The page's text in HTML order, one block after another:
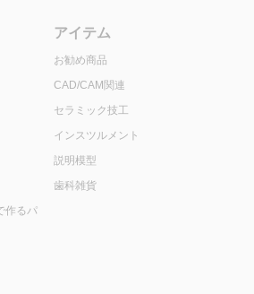
作るパ
アイテム
お勧め商品
CAD/CAM関連
セラミック技工
インスツルメント
説明模型
歯科雑貨